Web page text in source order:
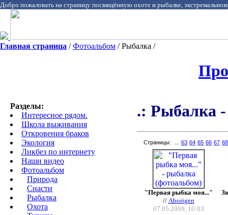
Добро пожаловать на страницу посвящённую охоте и рыбалке,
Главная страница /Фотоальбом / Рыбалка /
Разделы:
Интересное рядом.
Школа выживания
Откровения браков
Экология
Ликбез по интернету
Наши видео
Фотоальбом
Природа
Cнасти
Рыбалка
Охота
.: Рыбалка
Страницы: 63 64 65 66 67 68
"Первая рыбка моя..."
// Aborigen
07.05.2009, 10:03